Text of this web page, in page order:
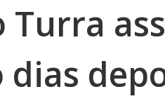
Turra
dias